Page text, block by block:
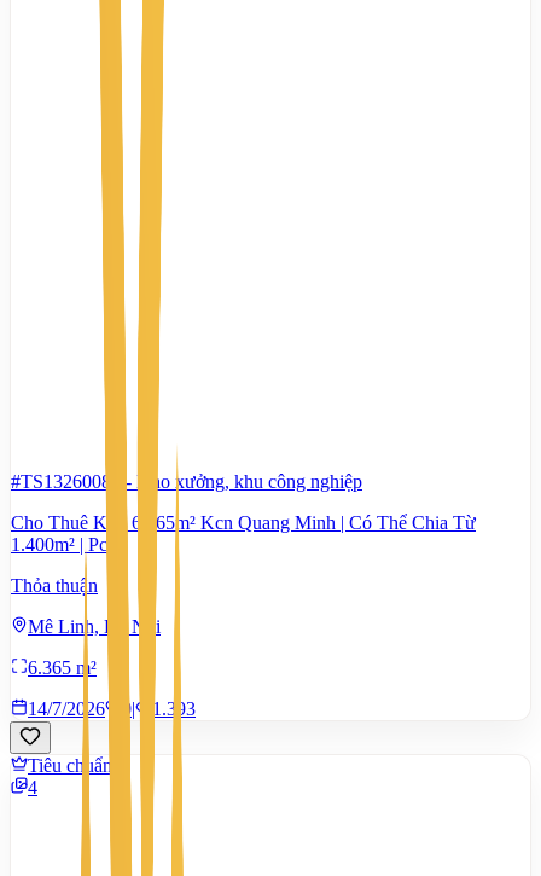
#TS13260085 - Kho xưởng, khu công nghiệp
Cho Thuê Kho 6.365m² Kcn Quang Minh | Có Thể Chia Từ
1.400m² | Pccc
Thỏa thuận
Mê Linh, Hà Nội
6.365 m²
14/7/2026
0| 1.393
Tiêu chuẩn
4